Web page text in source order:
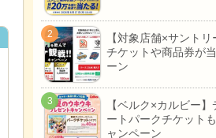
【対象店舗×サント
チケットや商品券が
ーン
【ベルク×カルビー
ートパークチケット
ャンペーン